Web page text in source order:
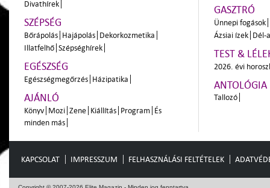
Divathírek
SZÉPSÉG
Bőrápolás Hajápolás Dekorkozmetika
Illatfelhő Szépséghírek
EGÉSZSÉG
Egészségmegőrzés Házipatika
AJÁNLÓ
Könyv Mozi Zene Kiállítás Program És
minden más
GASZTRÓ
Ünnepi fogások
Ázsiai ízek Dél-
TEST &
2026. évi
ANTOLÓGIA
Tallozó
KAPCSOLAT IMPRESSZUM FELHASZNÁLÁSI FELTÉTELEK